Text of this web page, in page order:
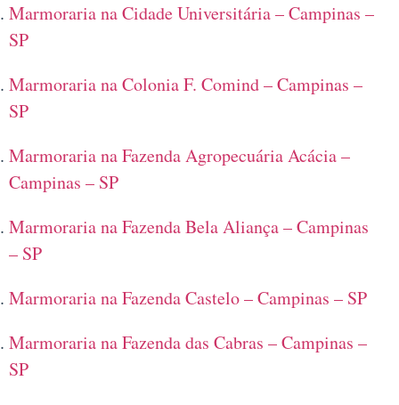
Marmoraria na Cidade Universitária – Campinas –
SP
Marmoraria na Colonia F. Comind – Campinas –
SP
Marmoraria na Fazenda Agropecuária Acácia –
Campinas – SP
Marmoraria na Fazenda Bela Aliança – Campinas
– SP
Marmoraria na Fazenda Castelo – Campinas – SP
Marmoraria na Fazenda das Cabras – Campinas –
SP